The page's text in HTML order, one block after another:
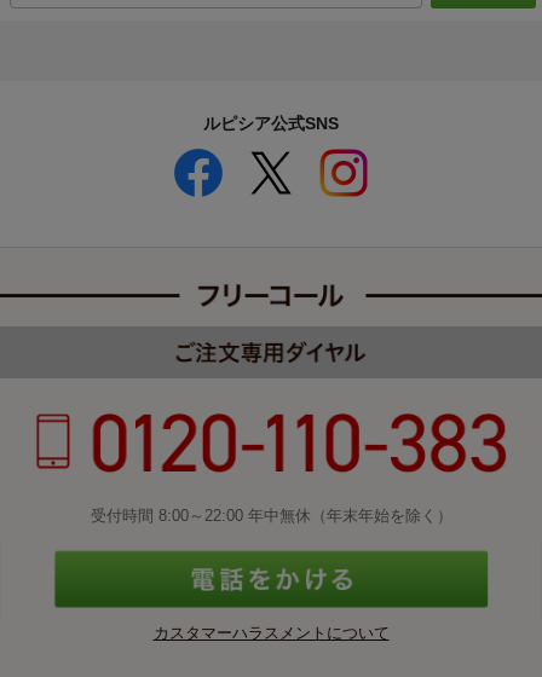
ルピシア公式SNS
受付時間 8:00～22:00 年中無休（年末年始を除く）
カスタマーハラスメントについて